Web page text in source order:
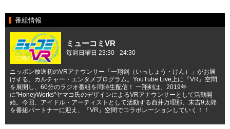
番組情報
ミューコミVR
毎週日曜日 23:30 - 24:30
ニッポン放送初のVRアナウンサー「一翔剣（いっしょう・けん）」がお届
けする、カルチャー・エンタメプログラム。YouTube Live上に『VR』空間
を展開し、60分のラジオ番組を同時生配信！ 一翔剣は、2019年
に"HoneyWorks"ヤマコ氏のデザインによるVRアナウンサーとして活動開
始。今回、アイドル・アーティストとして活動する西井万理那、末吉9太郎
を番組パートナーに迎え、『VR』空間でコラボレーションしていく！！